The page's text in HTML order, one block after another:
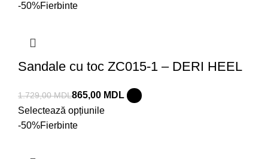
-50%Fierbinte
Sandale cu toc ZC015-1 – DERI HEEL
1.729,00MDL865,00 MDL
Selectează opțiunile
-50%Fierbinte